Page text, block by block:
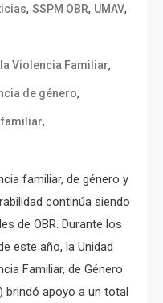
, SSPM OBR, UMAV,
Violencia Familiar,
de género,
,
familiar, de género y
continúa siendo
de OBR. Durante los
este año, la Unidad
Familiar, de Género
brindó apoyo a un total